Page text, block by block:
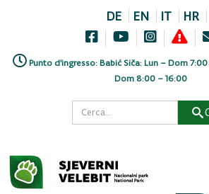
DE EN IT HR
Punto d'ingresso: Babić Siča: Lun – Dom
Dom 8:00 – 16:00